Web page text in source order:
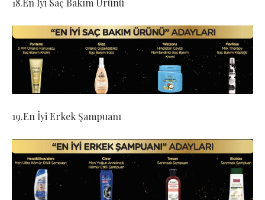
18.En İyi Saç Bakım Ürünü
19.En İyi Erkek Şampuanı